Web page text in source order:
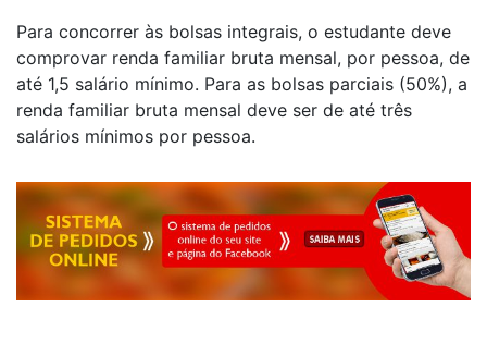
Para concorrer às bolsas integrais, o estudante deve
comprovar renda familiar bruta mensal, por pessoa, de
até 1,5 salário mínimo. Para as bolsas parciais (50%), a
renda familiar bruta mensal deve ser de até três
salários mínimos por pessoa.